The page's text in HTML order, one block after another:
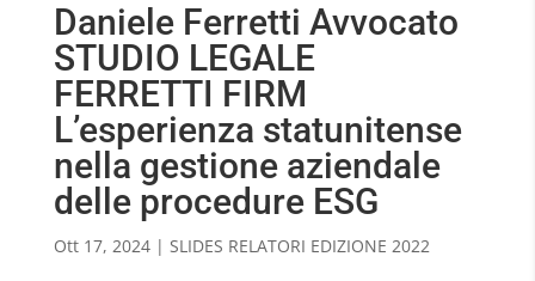
Daniele Ferretti Avvocato
STUDIO LEGALE
FERRETTI FIRM
L’esperienza statunitense
nella gestione aziendale
delle procedure ESG
Ott 17, 2024| SLIDES RELATORI EDIZIONE 2022